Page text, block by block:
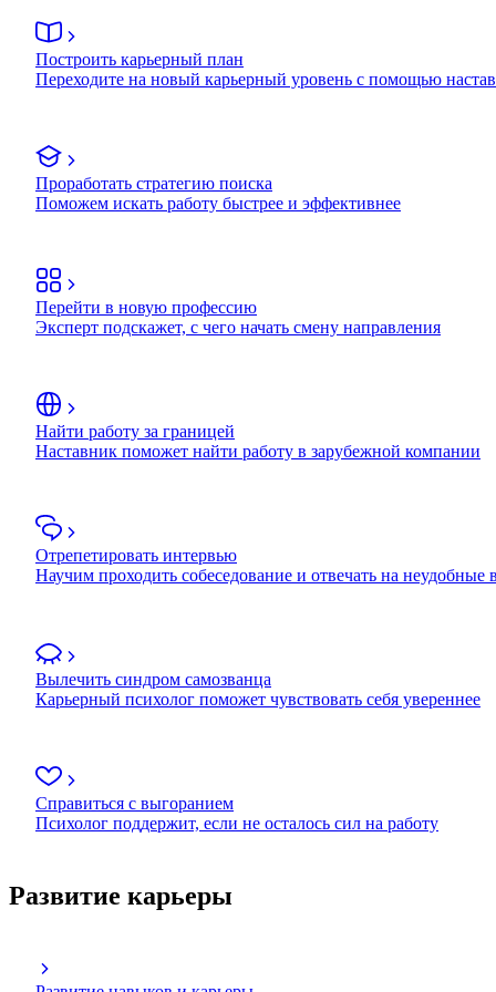
Построить карьерный план
Переходите на новый карьерный уровень с помощью
Проработать стратегию поиска
Поможем искать работу быстрее и эффективнее
Перейти в новую профессию
Эксперт подскажет, с чего начать смену направления
Найти работу за границей
Наставник поможет найти работу в зарубежной компании
Отрепетировать интервью
Научим проходить собеседование и отвечать на неудобные
Вылечить синдром самозванца
Карьерный психолог поможет чувствовать себя увереннее
Справиться с выгоранием
Психолог поддержит, если не осталось сил на работу
Развитие карьеры